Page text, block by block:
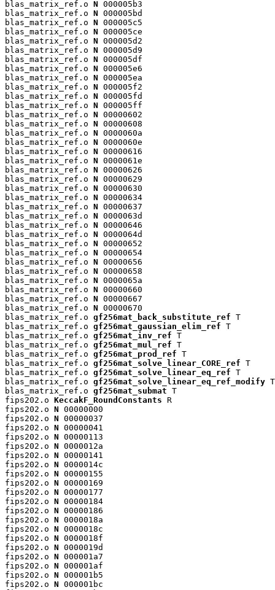
blas_matrix_ref.o N 000005b3
blas_matrix_ref.o N 000005bd
blas_matrix_ref.o N 000005c5
blas_matrix_ref.o N 000005ce
blas_matrix_ref.o N 000005d2
blas_matrix_ref.o N 000005d9
blas_matrix_ref.o N 000005df
blas_matrix_ref.o N 000005e6
blas_matrix_ref.o N 000005ea
blas_matrix_ref.o N 000005f2
blas_matrix_ref.o N 000005fd
blas_matrix_ref.o N 000005ff
blas_matrix_ref.o N 00000602
blas_matrix_ref.o N 00000608
blas_matrix_ref.o N 0000060a
blas_matrix_ref.o N 0000060e
blas_matrix_ref.o N 00000616
blas_matrix_ref.o N 0000061e
blas_matrix_ref.o N 00000626
blas_matrix_ref.o N 00000629
blas_matrix_ref.o N 00000630
blas_matrix_ref.o N 00000634
blas_matrix_ref.o N 00000637
blas_matrix_ref.o N 0000063d
blas_matrix_ref.o N 00000646
blas_matrix_ref.o N 0000064d
blas_matrix_ref.o N 00000652
blas_matrix_ref.o N 00000654
blas_matrix_ref.o N 00000656
blas_matrix_ref.o N 00000658
blas_matrix_ref.o N 0000065a
blas_matrix_ref.o N 00000660
blas_matrix_ref.o N 00000667
blas_matrix_ref.o N 00000670
blas_matrix_ref.o gf256mat_back_substitute_ref T
blas_matrix_ref.o gf256mat_gaussian_elim_ref T
blas_matrix_ref.o gf256mat_inv_ref T
blas_matrix_ref.o gf256mat_mul_ref T
blas_matrix_ref.o gf256mat_prod_ref T
blas_matrix_ref.o gf256mat_solve_linear_CORE_ref T
blas_matrix_ref.o gf256mat_solve_linear_eq_ref T
blas_matrix_ref.o gf256mat_solve_linear_eq_ref_modify T
blas_matrix_ref.o gf256mat_submat T
fips202.o KeccakF_RoundConstants R
fips202.o N 00000000
fips202.o N 00000037
fips202.o N 00000041
fips202.o N 00000113
fips202.o N 0000012a
fips202.o N 00000141
fips202.o N 0000014c
fips202.o N 00000155
fips202.o N 00000169
fips202.o N 00000177
fips202.o N 00000184
fips202.o N 00000186
fips202.o N 0000018a
fips202.o N 0000018c
fips202.o N 0000018f
fips202.o N 0000019d
fips202.o N 000001a7
fips202.o N 000001af
fips202.o N 000001b5
fips202.o N 000001bc